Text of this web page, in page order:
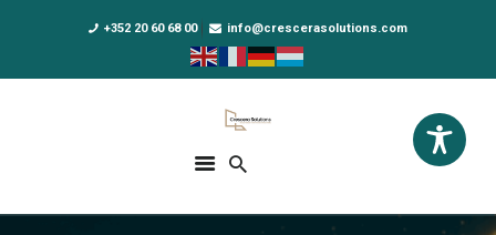
+352 20 60 68 00 info@crescerasolutions.com
Crescera Solutions
Solutions for your evolution